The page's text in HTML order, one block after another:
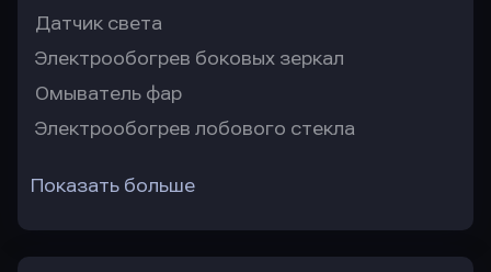
Датчик света
Электрообогрев боковых зеркал
Омыватель фар
Электрообогрев лобового стекла
Показать больше